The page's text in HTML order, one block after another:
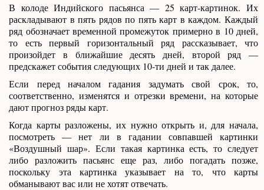
В колоде Индийского пасьянса — 25 карт-картинок. Их
раскладывают в пять рядов по пять карт в каждом. Каждый
ряд обозначает временной промежуток примерно в 10 дней,
то есть первый горизонтальный ряд рассказывает, что
произойдет в ближайшие десять дней, второй ряд —
предскажет события следующих 10-ти дней и так далее.
Если перед началом гадания задумать свой срок, то,
соответственно, изменятся и отрезки времени, на которые
дают прогноз ряды карт.
Когда карты разложены, их нужно открыть и, для начала,
посмотреть — нет ли в гадании совпавшей картинки
«Воздушный шар». Если такая картинка есть, то следует
либо разложить пасьянс еще раз, либо погадать позже,
поскольку эта картинка указывает на то, что карты
обманывают вас или не хотят отвечать.